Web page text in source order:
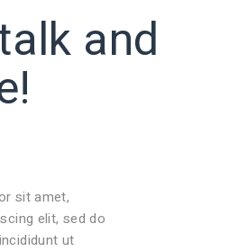
and
sit amet,
elit, sed do
ut